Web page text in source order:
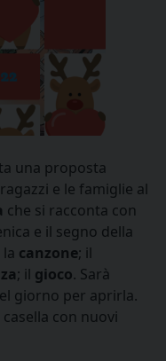
una proposta
e le famiglie al
che si racconta con
e il segno della
la canzone; il
; il gioco. Sarà
giorno per aprirla.
con nuovi